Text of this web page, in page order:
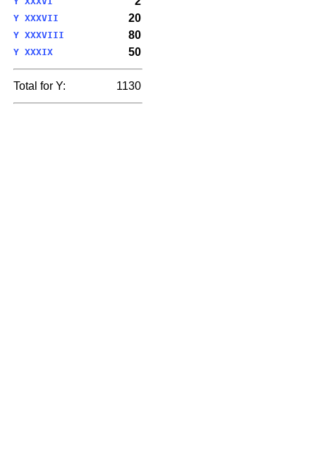
Y XXXVII 20
Y XXXVIII 80
Y XXXIX 50
Total for Y: 1130